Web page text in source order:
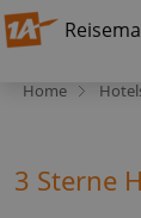
Home
3 Sterne